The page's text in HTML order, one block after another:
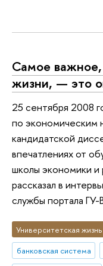
Самое
жизни, — это
25 сентября 2008
по экономическим
кандидатской
впечатлениях от
школы экономики
рассказал в
службы портала
Университетская жизнь
банковская система